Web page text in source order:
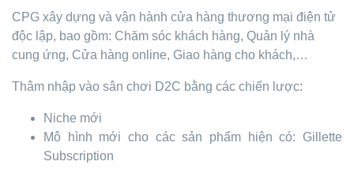
CPG xây dựng và vận hành cửa hàng thương mại điện tử
độc lập, bao gồm: Chăm sóc khách hàng, Quản lý nhà
cung ứng, Cửa hàng online, Giao hàng cho khách,…
Thâm nhập vào sân chơi D2C bằng các chiến lược:
Niche mới
Mô hình mới cho các sản phẩm hiện có: Gillette
Subscription